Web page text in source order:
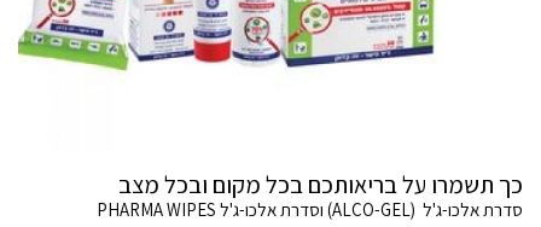
כך תשמרו על בריאותכם בכל מקום ובכל מצב
סדרת אלכו-ג'ל (ALCO-GEL) וסדרת אלכו-ג'ל PHARMA WIPES